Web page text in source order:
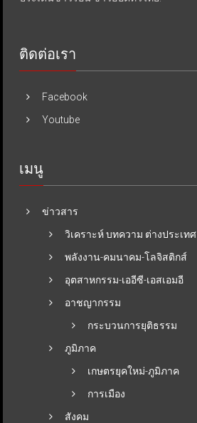
ติดต่อเรา
Facebook
Youtube
เมนู
ข่าวสาร
วิเคราะห์ บทความ ต่างประเทศ
พลังงาน-คมนาคม-โลจิสติกส์
อุตสาหกรรม-เออีซี-เอสเอมอี
อาชญากรรม
กระบวนการยุติธรรม
ภูมิภาค
เกษตรยุคใหม่-ภูมิภาค
การเมือง
สังคม